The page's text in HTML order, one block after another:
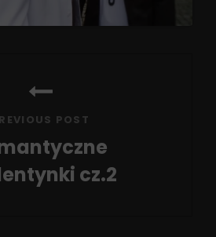
POST
cz.2